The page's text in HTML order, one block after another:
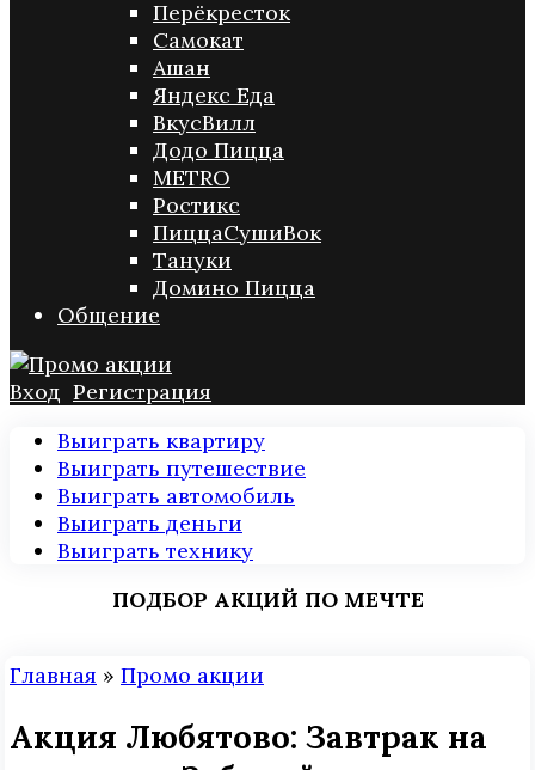
Перёкресток
Самокат
Ашан
Яндекс Еда
ВкусВилл
Додо Пицца
METRO
Ростикс
ПиццаСушиВок
Тануки
Домино Пицца
Общение
Вход Регистрация
Выиграть квартиру
Выиграть путешествие
Выиграть автомобиль
Выиграть деньги
Выиграть технику
ПОДБОР АКЦИЙ ПО МЕЧТЕ
Главная » Промо акции
Акция Любятово: Завтрак на